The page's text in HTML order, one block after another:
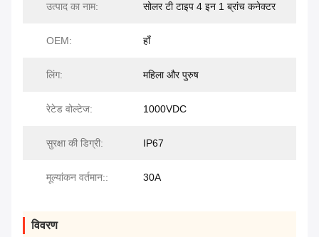
उत्पाद का नाम: सोलर टी टाइप 4 इन 1 ब्रांच कनेक्टर
OEM: हाँ
लिंग: महिला और पुरुष
रेटेड वोल्टेज: 1000VDC
सुरक्षा की डिग्री: IP67
मूल्यांकन वर्तमान:: 30A
विवरण